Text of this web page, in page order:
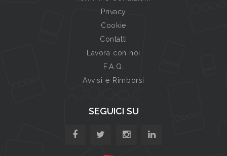
Privacy
Cookie
Contatti
Lavora con noi
F.A.Q.
Avvisi e Rimborsi
SEGUICI SU